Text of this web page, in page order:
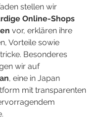
stellen wir
Online-Shops
vor, erklären ihre
Vorteile sowie
Besonderes
wir auf
, eine in Japan
mit transparenten